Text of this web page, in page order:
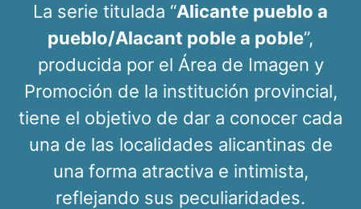
La serie titulada “Alicante pueblo a
pueblo/Alacant poble a poble”,
producida por el Área de Imagen y
Promoción de la institución provincial,
tiene el objetivo de dar a conocer cada
una de las localidades alicantinas de
una forma atractiva e intimista,
reflejando sus peculiaridades.